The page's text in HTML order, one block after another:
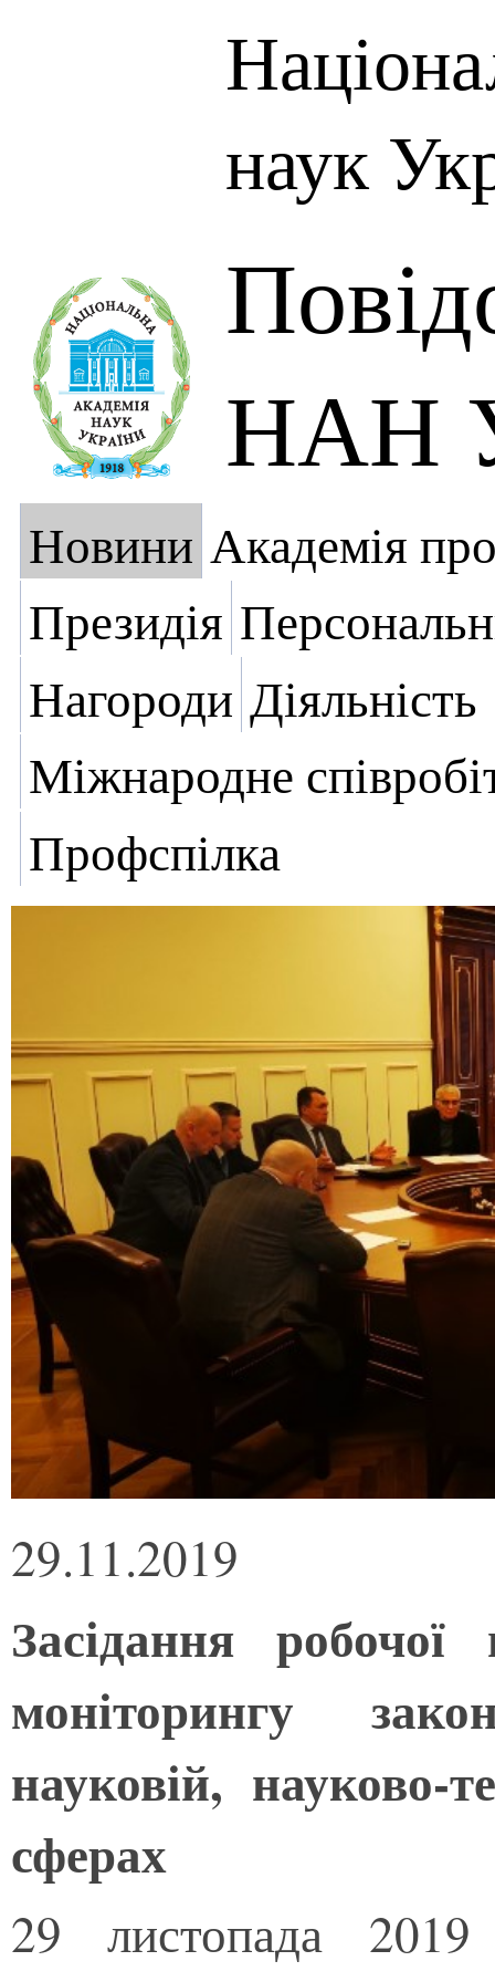
наук
НАН
Новини Академія
Президія
Нагороди Діяльність
Міжнародне
Профспілка
29.11.2019
Засідання
моніторингу
науковій, науково-
сферах
29 листопада